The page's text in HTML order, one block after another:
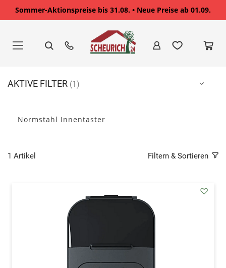
Sommer-Aktionspreise bis 31.08. • Neue Preise ab 01.09.
springen
Normstahl Innentaster
1 Artikel Filtern & Sortieren
AKTIVE FILTER